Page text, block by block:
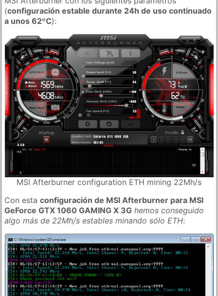
(configuración estable durante 24h de uso continuado
a unos 62ºC):
MSI Afterburner configuration ETH mining 22Mh/s
Con estaconfiguración de MSI Afterburner para MSI
GeForce GTX 1060 GAMING X 3G hemos conseguido
algo más de 22Mh/s estables minando sólo ETH: